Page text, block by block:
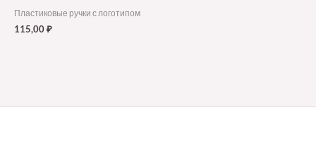
Пластиковые ручки с логотипом
115,00₽